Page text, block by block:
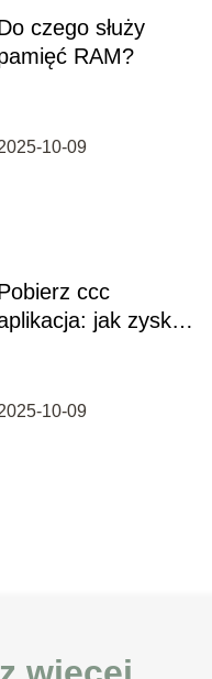
czego służy
RAM?
10-09
ccc
jak zyskać
10-09